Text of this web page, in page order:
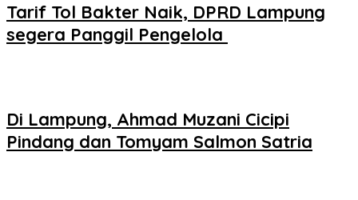
Tarif Tol Bakter Naik, DPRD Lampung
segera Panggil Pengelola
Di Lampung, Ahmad Muzani Cicipi
Pindang dan Tomyam Salmon Satria